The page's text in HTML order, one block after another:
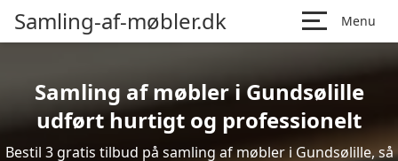
Samling-af-møbler.dk Menu
Samling af møbler i Gundsølille
udført hurtigt og professionelt
Bestil 3 gratis tilbud på samling af møbler i Gundsølille, så